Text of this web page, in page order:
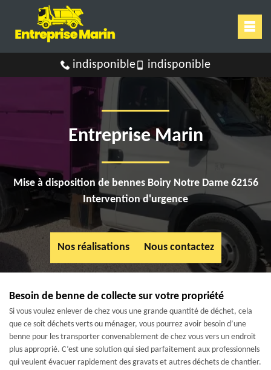
indisponible indisponible
Entreprise Marin
Mise à disposition de bennes Boiry Notre Dame 62156
Intervention d'urgence
Nos réalisations Nous contactez
Besoin de benne de collecte sur votre propriété
Si vous voulez enlever de chez vous une grande quantité de déchet, cela
que ce soit déchets verts ou ménager, vous pourrez avoir besoin d’une
benne pour les transporter convenablement de chez vous vers un endroit
plus approprié. C’est une solution qui sied parfaitement aux professionnels
qui veulent évacuer rapidement des gravats et autres déchets de chantier.